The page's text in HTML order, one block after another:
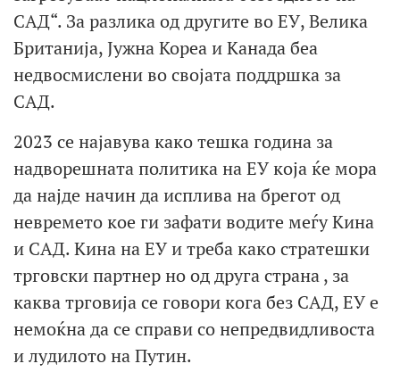
САД“. За разлика од другите во ЕУ, Велика
Британија, Јужна Кореа и Канада беа
недвосмислени во својата поддршка за
САД.
2023 се најавува како тешка година за
надворешната политика на ЕУ која ќе мора
да најде начин да исплива на брегот од
невремето кое ги зафати водите меѓу Кина
и САД. Кина на ЕУ и треба како стратешки
трговски партнер но од друга страна , за
каква трговија се говори кога без САД, ЕУ е
немоќна да се справи со непредвидливоста
и лудилото на Путин.